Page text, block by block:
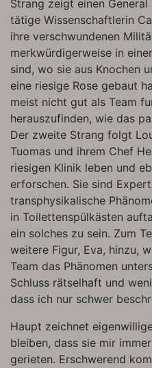
Strang zeigt einen
tätige Wissenschaftlerin
ihre verschwundenen
merkwürdigerweise in
sind, wo sie aus Knochen
eine riesige Rose gebaut
meist nicht gut als Team
herauszufinden, wie das
Der zweite Strang folgt
Tuomas und ihrem Chef
riesigen Klinik leben und
erforschen. Sie sind
transphysikalische
in Toilettenspülkästen
ein solches zu sein. Zum
weitere Figur, Eva, hinzu,
Team das Phänomen
Schluss rätselhaft und
dass ich nur schwer
Haupt zeichnet
bleiben, dass sie mir
gerieten. Erschwerend